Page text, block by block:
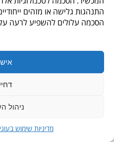
התנהגות גלישה או מזהים
הסכמה עלולים להשפיע לרעה על
ניהול
מדיניות שימוש
,04-6249362
דף הבית|מרכז מידע|אודות|